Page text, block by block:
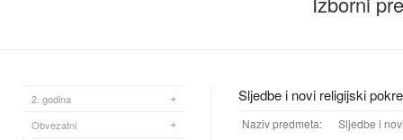
Sljedbe i novi religijski
Naziv predmeta:
Sljedbe i
2. godina
Obvezatni